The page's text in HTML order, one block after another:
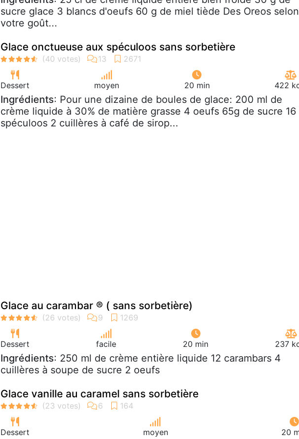
sucre glace 3 blancs d'oeufs 60 g de miel tiède Des Oreos selon
votre goût...
Glace onctueuse aux spéculoos sans sorbetière
Dessert moyen 20 min 422
Ingrédients: Pour une dizaine de boules de glace: 200 ml de
crème liquide à 30% de matière grasse 4 oeufs 65g de sucre 16
spéculoos 2 cuillères à café de sirop...
Glace au carambar ® ( sans sorbetière)
Dessert facile 20 min 237
Ingrédients: 250 ml de crème entière liquide 12 carambars 4
cuillères à soupe de sucre 2 oeufs
Glace vanille au caramel sans sorbetière
Dessert moyen 20